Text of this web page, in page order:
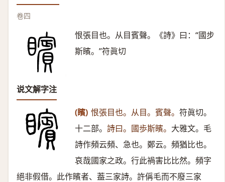
卷四
恨張目也。从目賓聲。《詩》曰：“國步
斯矉。”符眞切
说文解字注
(矉) 恨張目也。从目。賓聲。 符眞切。
十二部。 詩曰。國歩斯矉。 大雅文。毛
詩作頻云頻、急也。鄭云。頻猶比也。
哀哉國家之政。行此禍害比比然。頻字
絕非假借。此作矉者、葢三家詩。許偁毛而不廢三家